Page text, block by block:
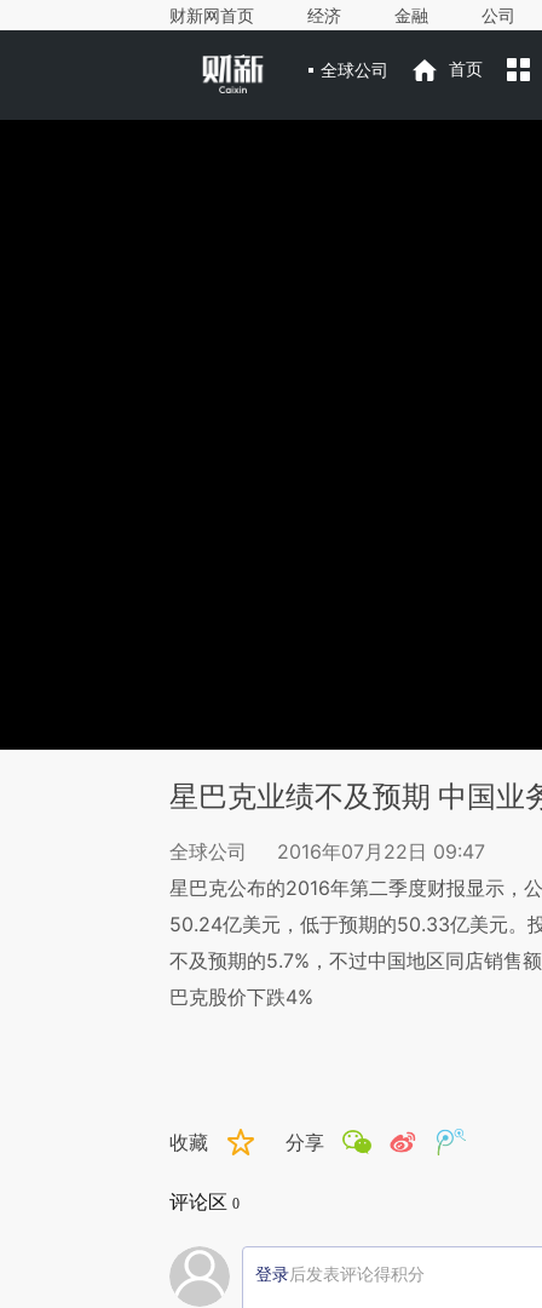
财新网首页 经济 金融 公司
全球公司 首页
星巴克业绩不及预期 中国业
全球公司
2016年07月22日 09:47
星巴克公布的2016年第二季度财报显示，
50.24亿美元，低于预期的50.33亿美元。
不及预期的5.7%，不过中国地区同店销售
巴克股价下跌4%
收藏 分享
评论区 0
登录后发表评论得积分